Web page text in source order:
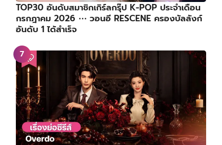
TOP30 อันดับสมาชิกเกิร์ลกรุ๊ป K-POP ประจำเดือน
กรกฎาคม 2026 ⋯ วอนอี RESCENE ครองบัลลังก์
อันดับ 1 ได้สำเร็จ